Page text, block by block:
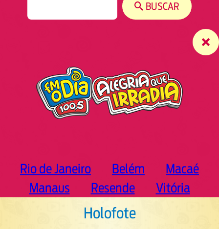
BUSCAR
Rio de Janeiro Belém
Macaé
Manaus
Resende Vitória
Holofote